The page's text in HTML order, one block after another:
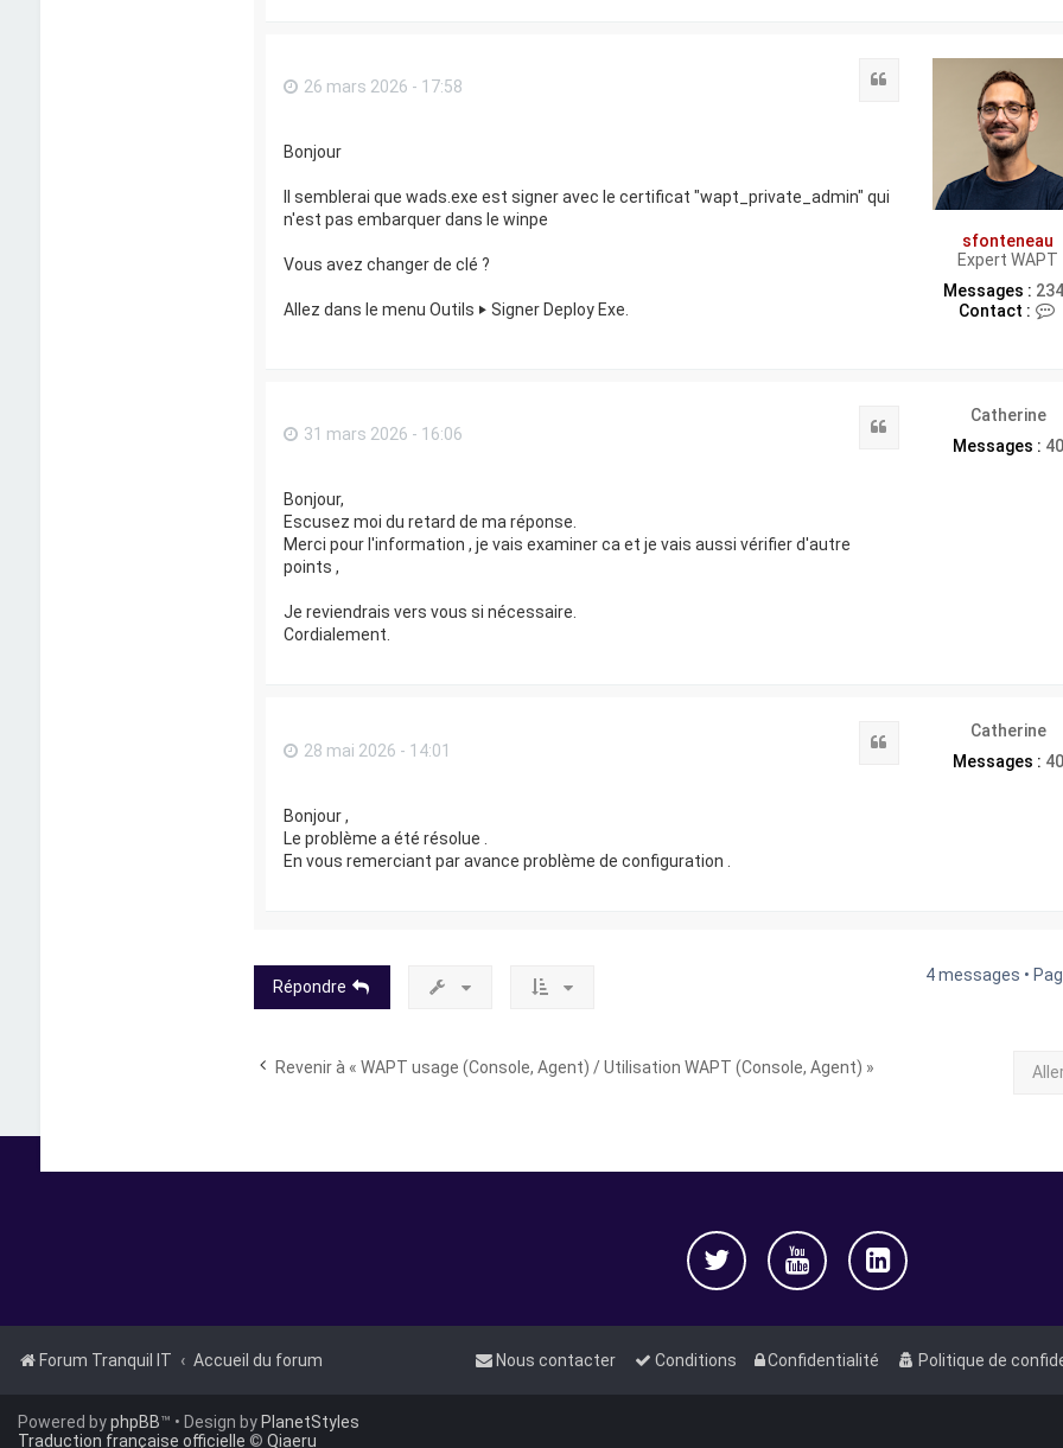
sfonteneau
Expert WAPT
Messages :
Contact :
26 mars 2026 - 17:58
Bonjour
Il semblerai que wads.exe est signer avec le certificat "wapt_private_admin" qui
n'est pas embarquer dans le winpe
Vous avez changer de clé ?
Allez dans le menu Outils ‣ Signer Deploy Exe.
Catherine
Messages : 40
31 mars 2026 - 16:06
Bonjour,
Escusez moi du retard de ma réponse.
Merci pour l'information , je vais examiner ca et je vais aussi vérifier d'autre
points ,
Je reviendrais vers vous si nécessaire.
Cordialement.
Catherine
Messages : 40
28 mai 2026 - 14:01
Bonjour ,
Le problème a été résolue .
En vous remerciant par avance problème de configuration .
Répondre
4 messages •
Revenir à « WAPT usage (Console, Agent) / Utilisation WAPT (Console, Agent) »
Forum Tranquil IT Accueil du forum Politique de
Confidentialité
Conditions
Nous contacter
Powered byphpBB™ • Design by PlanetStyles
Traduction française officielle © Qiaeru